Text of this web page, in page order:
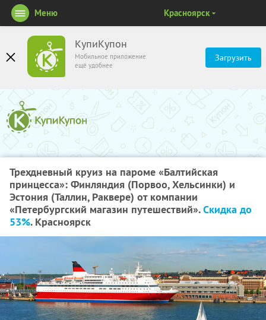
КупиКупон
Мобильное приложение
ещё удобнее
Загрузить
Меню Красноярск
Трехдневный круиз на пароме «Балтийская
принцесса»: Финляндия (Порвоо, Хельсинки) и
Эстония (Таллин, Раквере) от компании
«Петербургский магазин путешествий».Скидка до
53%. Красноярск